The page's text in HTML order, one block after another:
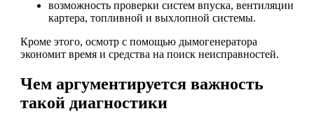
возможность проверки систем впуска, вентиляции
картера, топливной и выхлопной системы.
Кроме этого, осмотр с помощью дымогенератора
экономит время и средства на поиск неисправностей.
Чем аргументируется важность
такой диагностики